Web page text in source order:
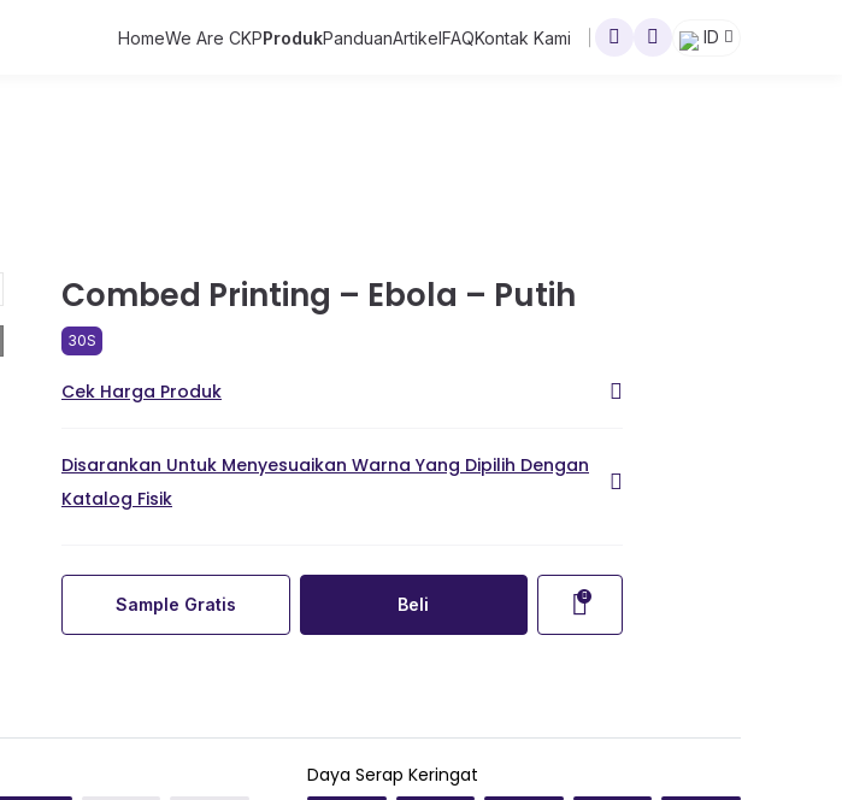
HomeWe Are CKPProdukPanduanArtikelFAQKontak Kami ID
Combed Printing – Ebola – Putih
30S
Cek Harga Produk
Disarankan Untuk Menyesuaikan Warna Yang Dipilih Dengan
Katalog Fisik
Sample Gratis Beli
Daya Serap Keringat